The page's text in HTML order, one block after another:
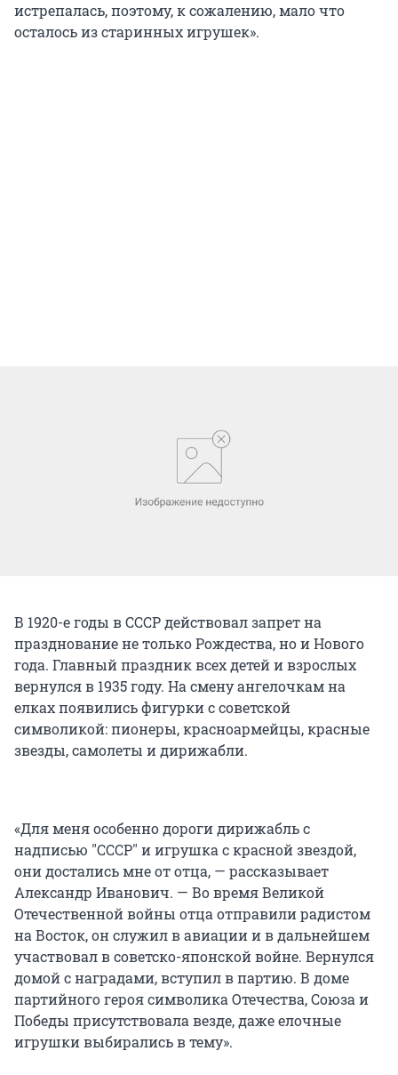
истрепалась, поэтому, к сожалению, мало что
осталось из старинных игрушек».
В 1920-е годы в СССР действовал запрет на
празднование не только Рождества, но и Нового
года. Главный праздник всех детей и взрослых
вернулся в 1935 году. На смену ангелочкам на
елках появились фигурки с советской
символикой: пионеры, красноармейцы, красные
звезды, самолеты и дирижабли.
«Для меня особенно дороги дирижабль с
надписью "СССР" и игрушка с красной звездой,
они достались мне от отца, — рассказывает
Александр Иванович. — Во время Великой
Отечественной войны отца отправили радистом
на Восток, он служил в авиации и в дальнейшем
участвовал в советско-японской войне. Вернулся
домой с наградами, вступил в партию. В доме
партийного героя символика Отечества, Союза и
Победы присутствовала везде, даже елочные
игрушки выбирались в тему».